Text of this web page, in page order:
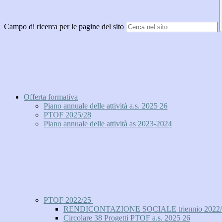
Campo di ricerca per le pagine del sito
Offerta formativa
Piano annuale delle attività a.s. 2025 26
PTOF 2025/28
Piano annuale delle attività as 2023-2024
PTOF 2022/25
RENDICONTAZIONE SOCIALE triennio
Circolare 38 Progetti PTOF a.s. 2025 26